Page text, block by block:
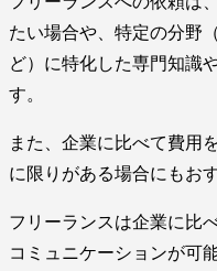
たい場合や、特定の分野
ど）に特化した専門知識
す。
また、企業に比べて費用
に限りがある場合にもお
フリーランスは企業に比
コミュニケーションが可